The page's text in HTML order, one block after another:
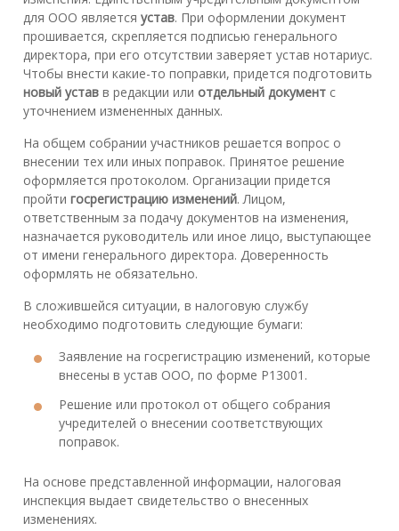
для ООО является устав. При оформлении документ
прошивается, скрепляется подписью генерального
директора, при его отсутствии заверяет устав нотариус.
Чтобы внести какие-то поправки, придется подготовить
новый устав в редакции или отдельный документ с
уточнением измененных данных.
На общем собрании участников решается вопрос о
внесении тех или иных поправок. Принятое решение
оформляется протоколом. Организации придется
пройти госрегистрацию изменений. Лицом,
ответственным за подачу документов на изменения,
назначается руководитель или иное лицо, выступающее
от имени генерального директора. Доверенность
оформлять не обязательно.
В сложившейся ситуации, в налоговую службу
необходимо подготовить следующие бумаги:
Заявление на госрегистрацию изменений, которые
внесены в устав ООО, по форме Р13001.
Решение или протокол от общего собрания
учредителей о внесении соответствующих
поправок.
На основе представленной информации, налоговая
инспекция выдает свидетельство о внесенных
изменениях.